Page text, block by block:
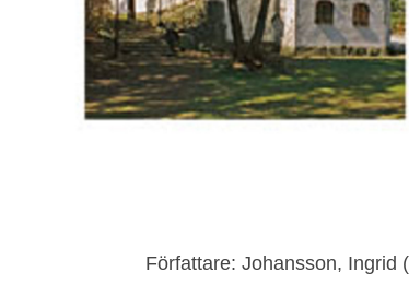
Författare: Johansson, Ingrid